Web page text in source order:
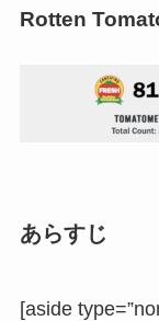
Rotten
あらすじ
[aside